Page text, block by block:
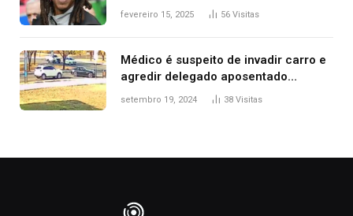
fevereiro 15, 2025 56 Visitas
Médico é suspeito de invadir carro e
agredir delegado aposentado
durante confusão no trânsito
setembro 19, 2024 38 Visitas